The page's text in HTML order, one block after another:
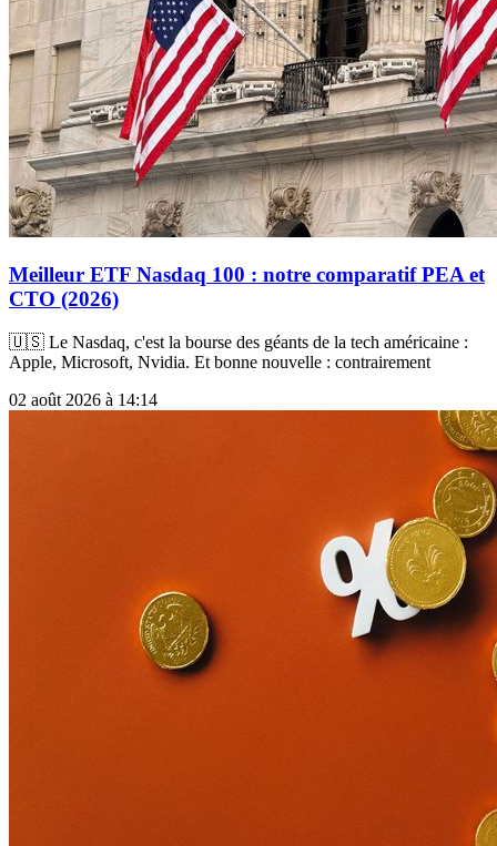
Meilleur ETF Nasdaq 100 : notre comparatif PEA et
CTO (2026)
🇺🇸 Le Nasdaq, c'est la bourse des géants de la tech américaine :
Apple, Microsoft, Nvidia. Et bonne nouvelle : contrairement
02 août 2026 à 14:14